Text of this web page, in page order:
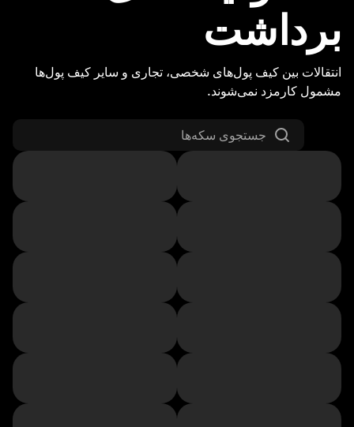
برداشت
انتقالات بین کیف پول‌های شخصی، تجاری و سایر کیف پول‌ها
مشمول کارمزد نمی‌شوند.